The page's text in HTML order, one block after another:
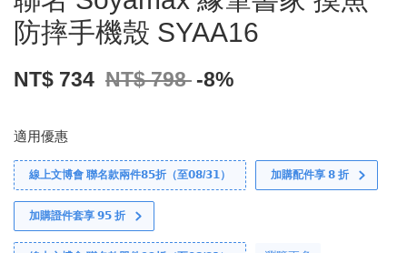
防摔手機殼 SYAA16
NT$ 734 NT$ 798 -8%
適用優惠
線上文博會 聯名款兩件𝟴𝟱折（至𝟬𝟴/𝟯𝟭） 加購配件享 𝟴 折
加購證件套享 𝟵𝟱 折